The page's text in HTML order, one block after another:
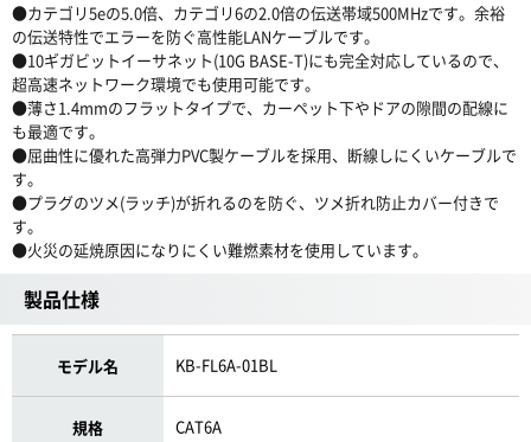
●カテゴリ5eの5.0倍、カテゴリ6の2.0倍の伝送帯域500MHzです。余裕
の伝送特性でエラーを防ぐ高性能LANケーブルです。
●10ギガビットイーサネット(10G BASE-T)にも完全対応しているので、
超高速ネットワーク環境でも使用可能です。
●薄さ1.4mmのフラットタイプで、カーペット下やドアの隙間の配線に
も最適です。
●屈曲性に優れた高弾力PVC製ケーブルを採用、断線しにくいケーブルで
す。
●プラグのツメ(ラッチ)が折れるのを防ぐ、ツメ折れ防止カバー付きで
す。
●火災の延焼原因になりにくい難燃素材を使用しています。
製品仕様
モデル名 KB-FL6A-01BL
規格 CAT6A